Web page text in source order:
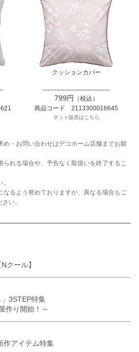
クッションカバー
799円
（税込）
商品コード 2113300016645
ネット販売はこちら
め・お問い合わせはデコホーム店舗までお願
られる場合や、予告なく取扱いを終了するこ
なるよう努めておりますが、異なる場合もご
い。
クール】
」3STEP特集
作り開始！～
作アイテム特集